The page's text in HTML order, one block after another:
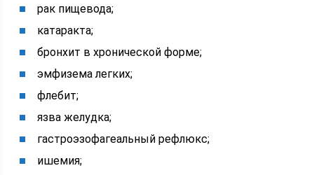
рак пищевода;
катаракта;
бронхит в хронической форме;
эмфизема легких;
флебит;
язва желудка;
гастроэзофагеальный рефлюкс;
ишемия;